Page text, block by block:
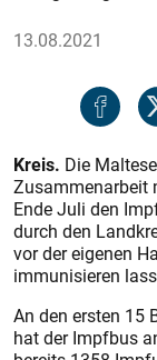
13.08.2021
Kreis. Die
Zusammenarbeit
Ende Juli den
durch den
vor der eigenen
immunisieren
An den ersten 15
hat der Impfbus